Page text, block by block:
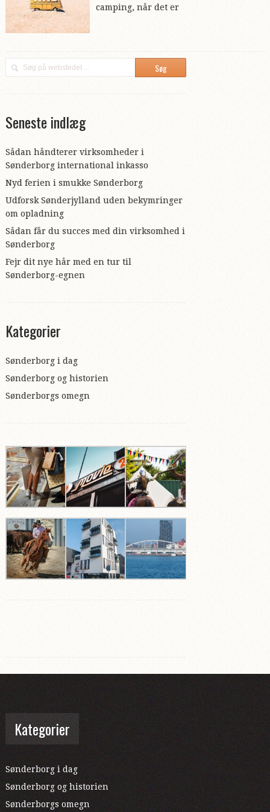
camping, når det er
Seneste indlæg
Sådan håndterer virksomheder i
Sønderborg international inkasso
Nyd ferien i smukke Sønderborg
Udforsk Sønderjylland uden bekymringer
om opladning
Sådan får du succes med din virksomhed i
Sønderborg
Fejr dit nye hår med en tur til
Sønderborg-egnen
Kategorier
Sønderborg i dag
Sønderborg og historien
Sønderborgs omegn
Kategorier
Sønderborg i dag
Sønderborg og historien
Sønderborgs omegn